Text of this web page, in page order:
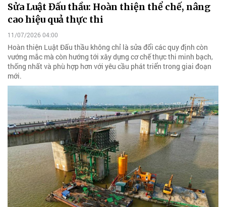
Sửa Luật Đấu thầu: Hoàn thiện thể chế, nâng
cao hiệu quả thực thi
11/07/2026 04:00
Hoàn thiện Luật Đấu thầu không chỉ là sửa đổi các quy định còn
vướng mắc mà còn hướng tới xây dựng cơ chế thực thi minh bạch,
thống nhất và phù hợp hơn với yêu cầu phát triển trong giai đoạn
mới.